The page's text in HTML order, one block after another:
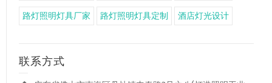
路灯照明灯具厂家 路灯照明灯具定制 酒店灯光设计
联系方式